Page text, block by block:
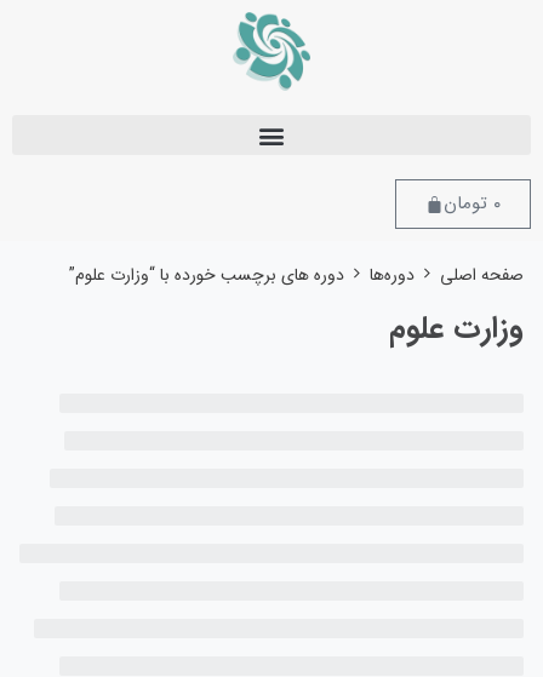
۰ تومان
صفحه اصلی دوره‌ها دوره های برچسب خورده با “وزارت علوم”
وزارت علوم